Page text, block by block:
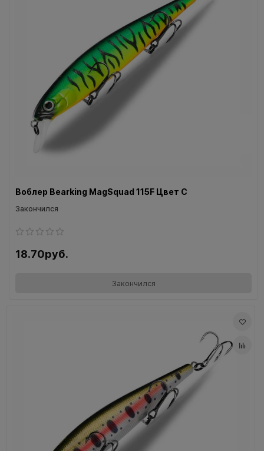
Воблер Bearking MagSquad 115F Цвет C
Закончился
18.70руб.
Закончился